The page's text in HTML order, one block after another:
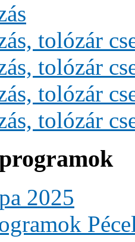
tolózár
tolózár
tolózár
tolózár
2025